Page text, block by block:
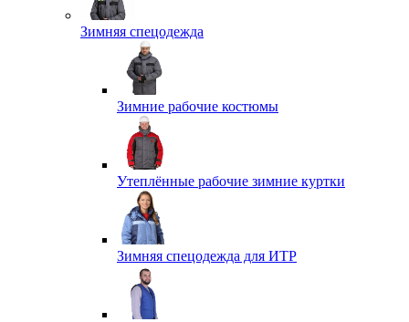
Зимняя спецодежда
Зимние рабочие костюмы
Утеплённые рабочие зимние куртки
Зимняя спецодежда для ИТР